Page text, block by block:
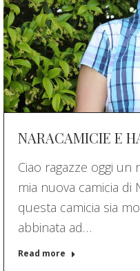
NARACAMICIE E
Ciao ragazze oggi
mia nuova camicia di
questa camicia sia
abbinata ad…
Read more